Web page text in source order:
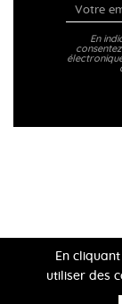
En
En
utiliser des